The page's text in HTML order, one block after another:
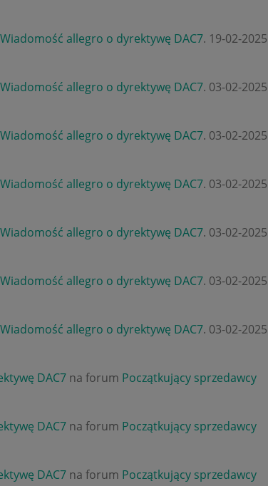
allegro o dyrektywę DAC7. ‎19-02-2025
allegro o dyrektywę DAC7. ‎03-02-2025
allegro o dyrektywę DAC7. ‎03-02-2025
allegro o dyrektywę DAC7. ‎03-02-2025
allegro o dyrektywę DAC7. ‎03-02-2025
allegro o dyrektywę DAC7. ‎03-02-2025
allegro o dyrektywę DAC7. ‎03-02-2025
DAC7 na forum Początkujący sprzedawcy
DAC7 na forum Początkujący sprzedawcy
DAC7 na forum Początkujący sprzedawcy